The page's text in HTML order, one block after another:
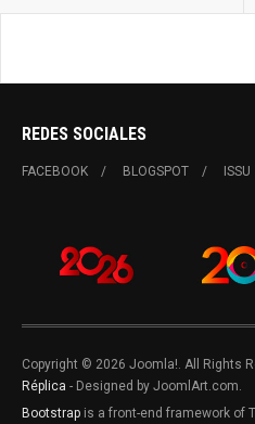
REDES SOCIALES
FACEBOOK BLOGSPOT ISSU
Copyright © 2026 Joomla!. All Rights
Réplica - Designed by JoomlArt.com.
Bootstrap is a front-end framework of